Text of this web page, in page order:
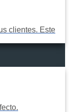
clientes. Este